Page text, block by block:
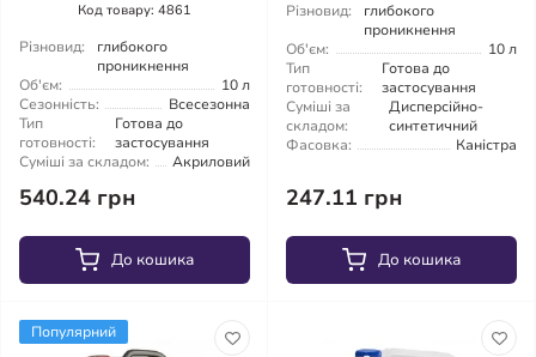
Код товару: 4861
Різновид:
глибокого
проникнення
Об'єм:
10 л
Сезонність:
Всесезонна
Тип
готовності:
Готова до
застосування
Суміші за складом:
Акриловий
540.24 грн
До кошика
Різновид:
глибокого
проникнення
Об'єм:
10 л
Тип
готовності:
Готова до
застосування
Суміші за
складом:
Дисперсійно-
синтетичний
Фасовка:
Каністра
247.11 грн
До кошика
Популярний